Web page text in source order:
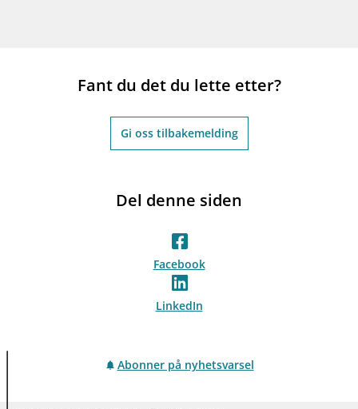
Fant du det du lette etter?
Gi oss tilbakemelding
Del denne siden
Facebook
LinkedIn
Abonner på nyhetsvarsel